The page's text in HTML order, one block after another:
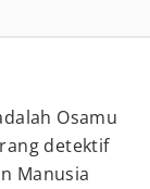
Osamu
detektif
Manusia